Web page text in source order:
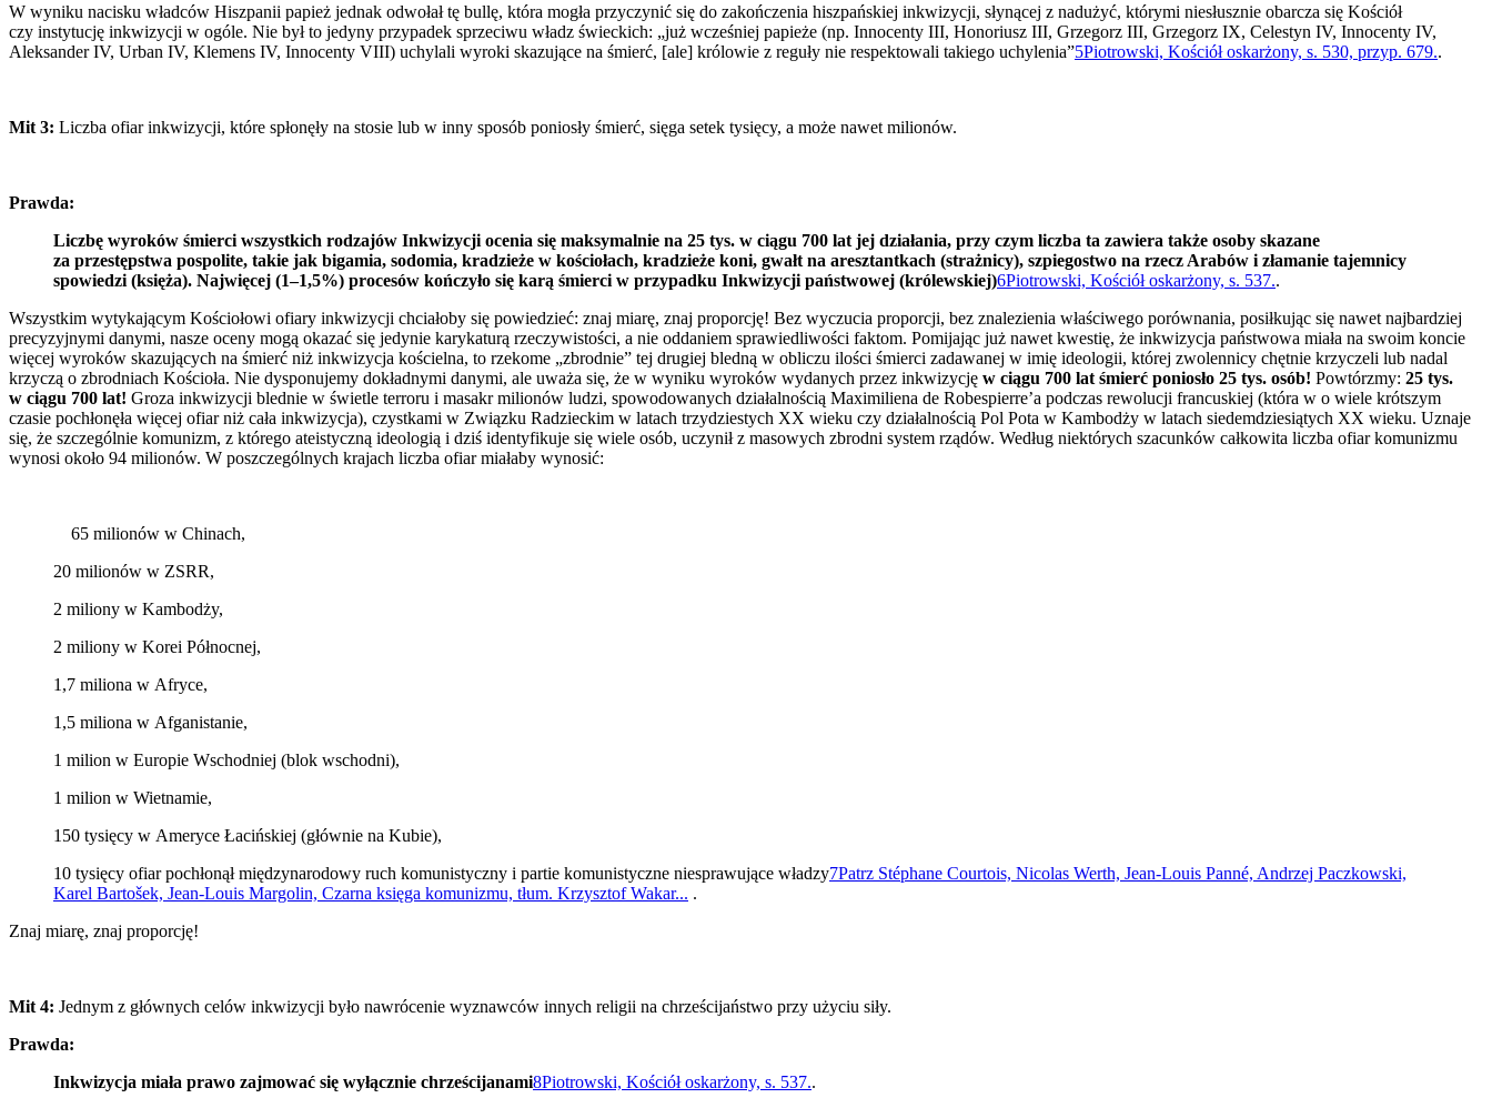
W wyniku nacisku władców Hiszpanii papież jednak odwołał tę bullę, która mogła przyczynić się do zakończenia hiszpańskiej inkwizycji, słynącej z nadużyć, którymi niesłusznie obarcza się Kościół
czy instytucję inkwizycji w ogóle. Nie był to jedyny przypadek sprzeciwu władz świeckich: „już wcześniej papieże (np. Innocenty III, Honoriusz III, Grzegorz III, Grzegorz IX, Celestyn IV, Innocenty IV,
Aleksander IV, Urban IV, Klemens IV, Innocenty VIII) uchylali wyroki skazujące na śmierć, [ale] królowie z reguły nie respektowali takiego uchylenia”5Piotrowski, Kościół oskarżony, s. 530, przyp. 679..
Mit 3: Liczba ofiar inkwizycji, które spłonęły na stosie lub w inny sposób poniosły śmierć, sięga setek tysięcy, a może nawet milionów.
Prawda:
Liczbę wyroków śmierci wszystkich rodzajów Inkwizycji ocenia się maksymalnie na 25 tys. w ciągu 700 lat jej działania, przy czym liczba ta zawiera także osoby skazane
za przestępstwa pospolite, takie jak bigamia, sodomia, kradzieże w kościołach, kradzieże koni, gwałt na aresztantkach (strażnicy), szpiegostwo na rzecz Arabów i złamanie tajemnicy
spowiedzi (księża). Najwięcej (1–1,5%) procesów kończyło się karą śmierci w przypadku Inkwizycji państwowej (królewskiej)6Piotrowski, Kościół oskarżony, s. 537..
Wszystkim wytykającym Kościołowi ofiary inkwizycji chciałoby się powiedzieć: znaj miarę, znaj proporcję! Bez wyczucia proporcji, bez znalezienia właściwego porównania, posiłkując się nawet najbardziej
precyzyjnymi danymi, nasze oceny mogą okazać się jedynie karykaturą rzeczywistości, a nie oddaniem sprawiedliwości faktom. Pomijając już nawet kwestię, że inkwizycja państwowa miała na swoim koncie
więcej wyroków skazujących na śmierć niż inkwizycja kościelna, to rzekome „zbrodnie” tej drugiej bledną w obliczu ilości śmierci zadawanej w imię ideologii, której zwolennicy chętnie krzyczeli lub nadal
krzyczą o zbrodniach Kościoła. Nie dysponujemy dokładnymi danymi, ale uważa się, że w wyniku wyroków wydanych przez inkwizycję w ciągu 700 lat śmierć poniosło 25 tys. osób! Powtórzmy: 25 tys.
w ciągu 700 lat! Groza inkwizycji blednie w świetle terroru i masakr milionów ludzi, spowodowanych działalnością Maximiliena de Robespierre’a podczas rewolucji francuskiej (która w o wiele krótszym
czasie pochłonęła więcej ofiar niż cała inkwizycja), czystkami w Związku Radzieckim w latach trzydziestych XX wieku czy działalnością Pol Pota w Kambodży w latach siedemdziesiątych XX wieku. Uznaje
się, że szczególnie komunizm, z którego ateistyczną ideologią i dziś identyfikuje się wiele osób, uczynił z masowych zbrodni system rządów. Według niektórych szacunków całkowita liczba ofiar komunizmu
wynosi około 94 milionów. W poszczególnych krajach liczba ofiar miałaby wynosić:
65 milionów w Chinach,
20 milionów w ZSRR,
2 miliony w Kambodży,
2 miliony w Korei Północnej,
1,7 miliona w Afryce,
1,5 miliona w Afganistanie,
1 milion w Europie Wschodniej (blok wschodni),
1 milion w Wietnamie,
150 tysięcy w Ameryce Łacińskiej (głównie na Kubie),
10 tysięcy ofiar pochłonął międzynarodowy ruch komunistyczny i partie komunistyczne niesprawujące władzy7Patrz Stéphane Courtois, Nicolas Werth, Jean-Louis Panné, Andrzej Paczkowski,
Karel Bartošek, Jean-Louis Margolin, Czarna księga komunizmu, tłum. Krzysztof Wakar... .
Znaj miarę, znaj proporcję!
Mit 4: Jednym z głównych celów inkwizycji było nawrócenie wyznawców innych religii na chrześcijaństwo przy użyciu siły.
Prawda:
Inkwizycja miała prawo zajmować się wyłącznie chrześcijanami8Piotrowski, Kościół oskarżony, s. 537..